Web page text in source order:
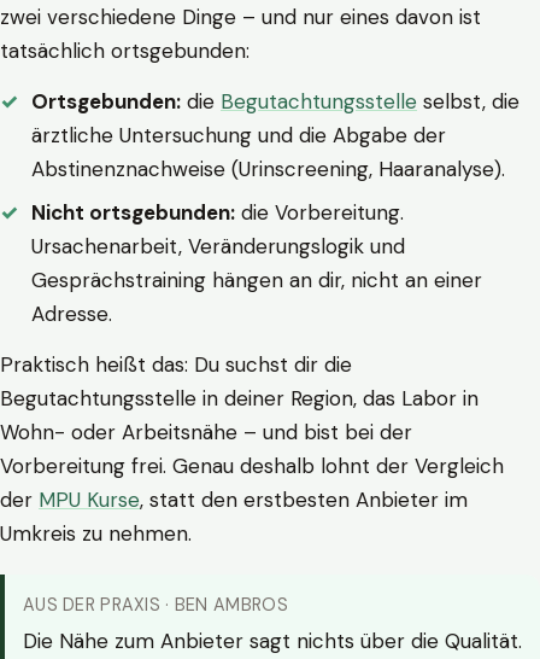
zwei verschiedene Dinge – und nur eines davon ist
tatsächlich ortsgebunden:
Ortsgebunden: die Begutachtungsstelle selbst, die
ärztliche Untersuchung und die Abgabe der
Abstinenznachweise (Urinscreening, Haaranalyse).
Nicht ortsgebunden: die Vorbereitung.
Ursachenarbeit, Veränderungslogik und
Gesprächstraining hängen an dir, nicht an einer
Adresse.
Praktisch heißt das: Du suchst dir die
Begutachtungsstelle in deiner Region, das Labor in
Wohn- oder Arbeitsnähe – und bist bei der
Vorbereitung frei. Genau deshalb lohnt der Vergleich
der MPU Kurse, statt den erstbesten Anbieter im
Umkreis zu nehmen.
AUS DER PRAXIS · BEN AMBROS
Die Nähe zum Anbieter sagt nichts über die Qualität.